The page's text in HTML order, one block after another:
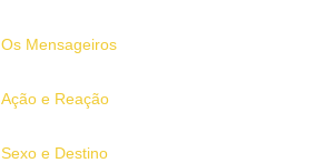
Os Mensageiros
Ação e Reação
Sexo e Destino